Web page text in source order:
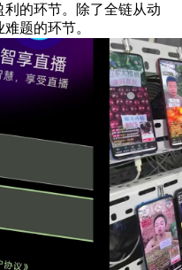
的环节。除了全链从动
题的环节。